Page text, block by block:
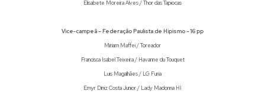
Elisabete Moreira Alves / Thor das Tapiocas
Vice-campeã – Federação Paulista de Hipismo – 16 pp
Miriam Maffei / Toreador
Francisca Isabel Teixeira / Havanne du Touquet
Luis Magalhães / LG Furia
Emyr Diniz Costa Junior / Lady Madonna HI